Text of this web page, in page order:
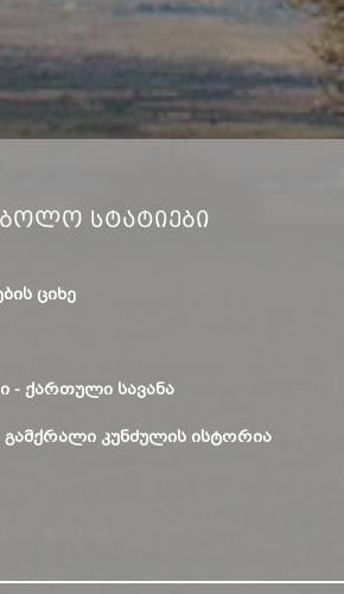
Სტატიები
ᲪᲘᲮᲔ
- ᲥᲐᲠᲗᲣᲚᲘ ᲡᲐᲕᲐᲜᲐ
ᲙᲣᲜᲫᲣᲚᲘᲡ ᲘᲡᲢᲝᲠᲘᲐ